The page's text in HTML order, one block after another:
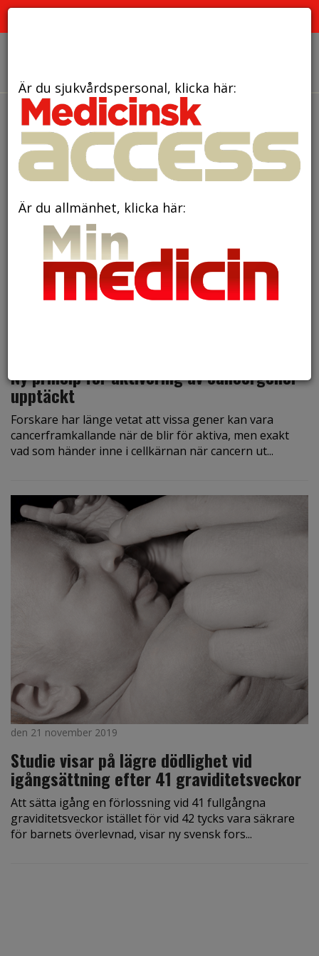
Ny princip för aktivering av cancergener
upptäckt
Forskare har länge vetat att vissa gener kan vara
cancerframkallande när de blir för aktiva, men exakt
vad som händer inne i cellkärnan när cancern ut...
den 21 november 2019
Studie visar på lägre dödlighet vid
igångsättning efter 41 graviditetsveckor
Att sätta igång en förlossning vid 41 fullgångna
graviditetsveckor istället för vid 42 tycks vara säkrare
för barnets överlevnad, visar ny svensk fors...
Är du sjukvårdspersonal, klicka här:
Är du allmänhet, klicka här: